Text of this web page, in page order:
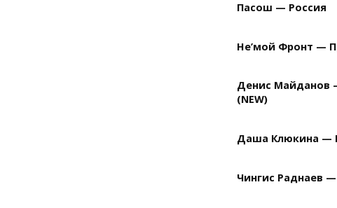
Пасош — Россия
Не’мой Фронт —
Денис Майданов
(NEW)
Даша Клюкина —
Чингис Раднаев